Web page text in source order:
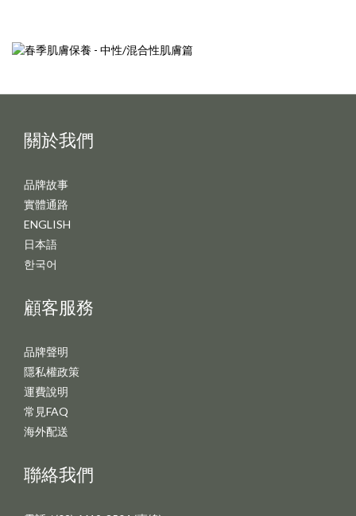
關於我們
品牌故事
實體通路
ENGLISH
日本語
한국어
顧客服務
品牌聲明
隱私權政策
運費說明
常見FAQ
海外配送
聯絡我們